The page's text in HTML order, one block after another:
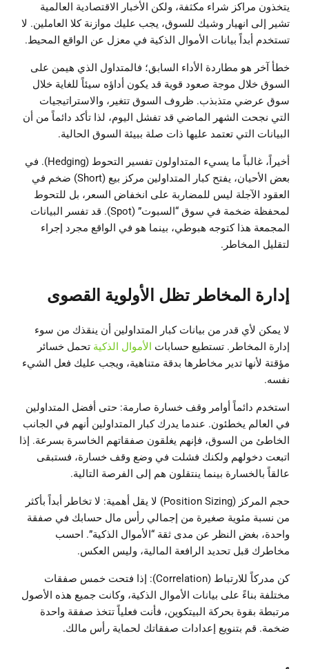
يتخذون مراكز شراء مكثفة، ولكن الأخبار الاقتصادية العالمية
تشير إلى انهيار وشيك للسوق، يجب عليك موازنة كلا العاملين. لا
تستخدم أبداً بيانات الأموال الذكية في معزل عن الواقع المحيط.
خطأ آخر هو مطاردة الأداء السابق؛ فالمتداول الذي هيمن على
السوق خلال موجة صعود قوية قد يكون أداؤه سيئاً للغاية خلال
سوق عرضي متذبذب. ظروف السوق تتغير، والاستراتيجيات
التي نجحت الشهر الماضي قد تفشل اليوم، لذا تأكد دائماً من أن
البيانات التي تعتمد عليها ذات صلة ببيئة السوق الحالية.
أخيراً، غالباً ما يسيء المتداولون تفسير التحوط (Hedging). في
بعض الأحيان، يفتح كبار المتداولين مركز بيع (Short) ضخم في
العقود الآجلة ليس للمضاربة على انخفاض السعر، بل للتحوط
لمحفظة ضخمة في سوق “السبوت” (Spot). قد تفسر البيانات
المجمعة هذا كتوجه هبوطي، بينما هو في الواقع مجرد إجراء
لتقليل المخاطر.
إدارة المخاطر تظل الأولوية القصوى
لا يمكن لأي قدر من بيانات كبار المتداولين أن ينقذك من سوء
إدارة المخاطر. تستطيع حسابات الأموال الذكية تحمل خسائر
مؤقتة لأنها تدير مخاطرها بدقة متناهية، ويجب عليك فعل الشيء
نفسه.
استخدم دائماً أوامر وقف خسارة صارمة: حتى أفضل المتداولين
في العالم يخطئون. عندما يدرك كبار المتداولين أنهم في الجانب
الخاطئ من السوق، فإنهم يغلقون صفقاتهم الخاسرة بسرعة. إذا
اتبعت دخولهم ولكنك فشلت في وضع وقف خسارة، فستبقى
عالقاً بالخسارة بينما ينتقلون هم إلى الفرصة التالية.
حجم المركز (Position Sizing) لا يقل أهمية: لا تخاطر أبداً بأكثر
من نسبة مئوية صغيرة من إجمالي رأس مال حسابك في صفقة
واحدة، بغض النظر عن مدى ثقة “الأموال الذكية”. احسب
مخاطرك قبل تحديد الرافعة المالية، وليس العكس.
كن مدركاً للارتباط (Correlation): إذا فتحت خمس صفقات
مختلفة بناءً على بيانات الأموال الذكية، وكانت جميع هذه الأصول
مرتبطة بقوة بحركة البيتكوين، فأنت فعلياً تتخذ صفقة واحدة
ضخمة. قم بتنويع إعدادات صفقاتك لحماية رأس مالك.